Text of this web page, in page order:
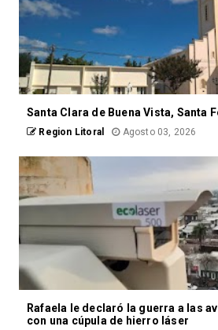
Santa Clara de Buena Vista, Santa
Region Litoral Agosto 03, 2026
Rafaela le declaró la guerra a las
con una cúpula de hierro láser